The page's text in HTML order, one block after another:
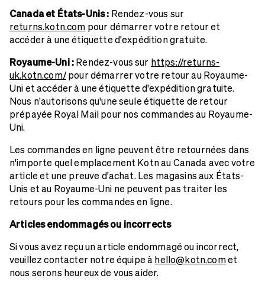
Canada et États-Unis : Rendez-vous sur
returns.kotn.com pour démarrer votre retour et
accéder à une étiquette d'expédition gratuite.
Royaume-Uni : Rendez-vous sur https://returns-
uk.kotn.com/pour démarrer votre retour au Royaume-
Uni et accéder à une étiquette d'expédition gratuite.
Nous n'autorisons qu'une seule étiquette de retour
prépayée Royal Mail pour nos commandes au Royaume-
Uni.
Les commandes en ligne peuvent être retournées dans
n'importe quel emplacement Kotn au Canada avec votre
article et une preuve d'achat. Les magasins aux États-
Unis et au Royaume-Uni ne peuvent pas traiter les
retours pour les commandes en ligne.
Articles endommagés ou incorrects
Si vous avez reçu un article endommagé ou incorrect,
veuillez contacter notre équipe à hello@kotn.comet
nous serons heureux de vous aider.